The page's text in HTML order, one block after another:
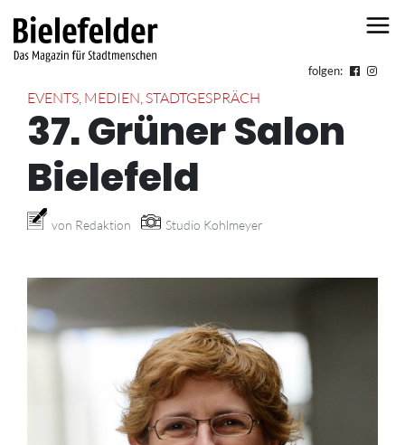
folgen:
EVENTS, MEDIEN, STADTGESPRÄCH
37. Grüner Salon
Bielefeld
von Redaktion Studio Kohlmeyer